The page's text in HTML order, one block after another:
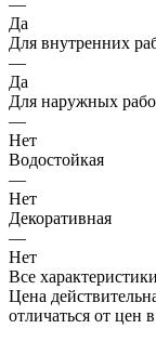
Да
Для внутренних
—
Да
Для наружных
—
Нет
Водостойкая
—
Нет
Декоративная
—
Нет
Все характеристики
Цена
отличаться от цен